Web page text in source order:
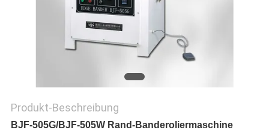
Produkt-Beschreibung
BJF-505G/BJF-505W Rand-Banderoliermaschine